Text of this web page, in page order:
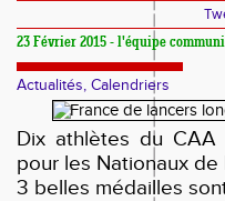
23 Février 2015 - l'équipe
Actualités, Calendriers
Dix athlètes du CAA
pour les Nationaux de
3 belles médailles